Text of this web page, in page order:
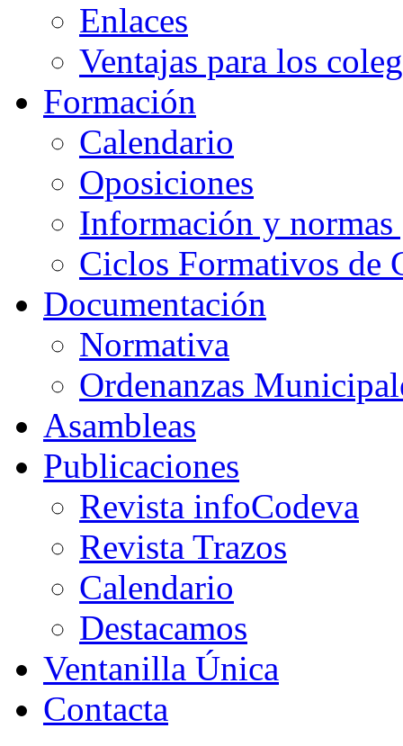
Enlaces
Ventajas para los
Formación
Calendario
Oposiciones
Información y normas
Ciclos Formativos de
Documentación
Normativa
Ordenanzas
Asambleas
Publicaciones
Revista infoCodeva
Revista Trazos
Calendario
Destacamos
Ventanilla Única
Contacta